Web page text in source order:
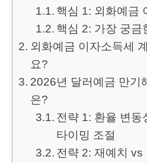
핵심 1: 외화예금
핵심 2: 가장 궁금
외화예금 이자소득세
요?
2026년 달러예금 만기
은?
전략 1: 환율 변동
타이밍 조절
전략 2: 재예치 vs